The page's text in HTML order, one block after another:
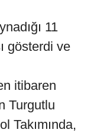
11
gösterdi ve
itibaren
Turgutlu
Takımında,